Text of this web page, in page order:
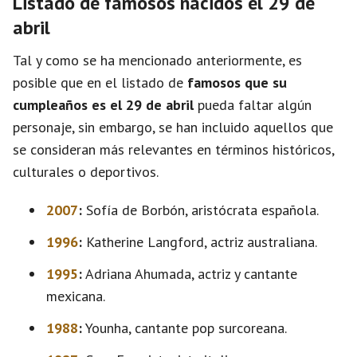
abril
Tal y como se ha mencionado anteriormente, es
posible que en el listado de famosos que su
cumpleaños es el 29 de abrilpueda faltar algún
personaje, sin embargo, se han incluido aquellos que
se consideran más relevantes en términos históricos,
culturales o deportivos.
2007: Sofía de Borbón, aristócrata española.
1996: Katherine Langford, actriz australiana.
1995:Adriana Ahumada, actriz y cantante
mexicana.
1988:Younha, cantante pop surcoreana.